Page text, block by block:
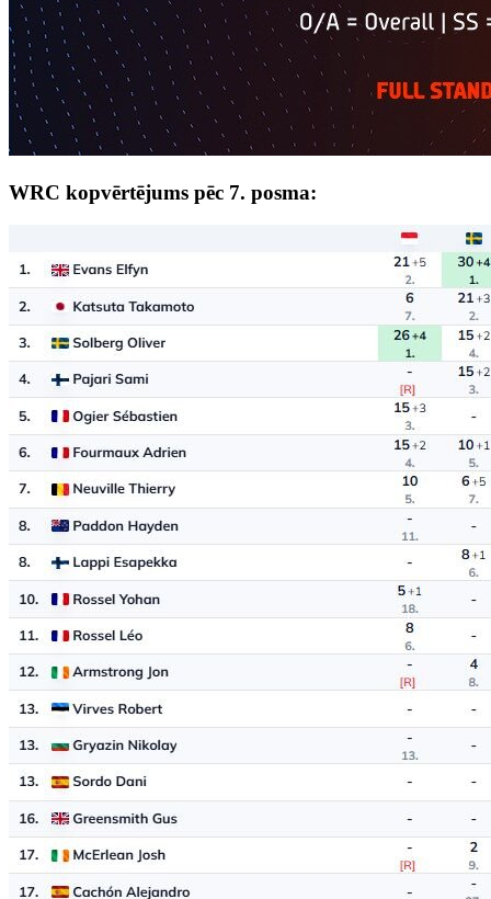
WRC kopvērtējums pēc 7. posma: